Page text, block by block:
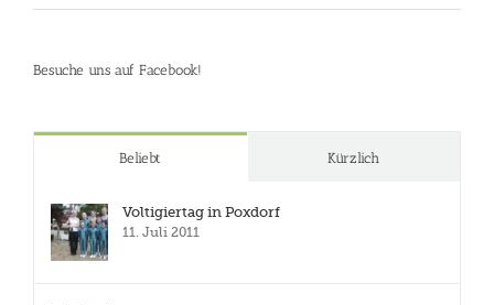
Besuche uns auf Facebook!
Beliebt Kürzlich
Voltigiertag in Poxdorf
11. Juli 2011